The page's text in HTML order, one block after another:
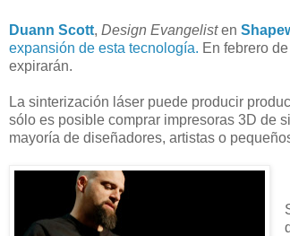
Duann Scott, Design Evangelisten
expansión de esta tecnología. En febrero
expirarán.
La sinterización láser puede producir
sólo es posible comprar impresoras 3D de
mayoría de diseñadores, artistas o